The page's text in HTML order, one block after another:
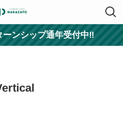
ンシップ通年受付中‼